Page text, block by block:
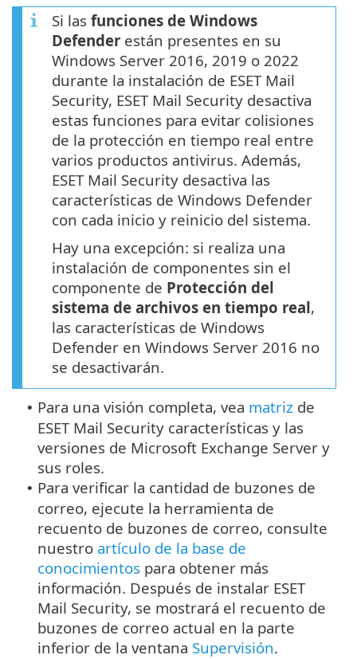
Si las funciones de Windows
Defender están presentes en su
Windows Server 2016, 2019 o 2022
durante la instalación de ESET Mail
Security, ESET Mail Security desactiva
estas funciones para evitar colisiones
de la protección en tiempo real entre
varios productos antivirus. Además,
ESET Mail Security desactiva las
características de Windows Defender
con cada inicio y reinicio del sistema.
Hay una excepción: si realiza una
instalación de componentes sin el
componente de Protección del
sistema de archivos en tiempo real,
las características de Windows
Defender en Windows Server 2016 no
se desactivarán.
• Para una visión completa, vea matriz de
ESET Mail Security características y las
versiones de Microsoft Exchange Server y
sus roles.
• Para verificar la cantidad de buzones de
correo, ejecute la herramienta de
recuento de buzones de correo, consulte
nuestro artículo de la base de
conocimientos para obtener más
información. Después de instalar ESET
Mail Security, se mostrará el recuento de
buzones de correo actual en la parte
inferior de la ventana Supervisión.